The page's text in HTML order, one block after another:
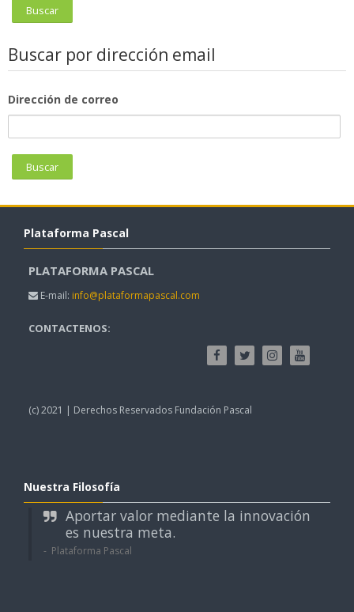
Buscar por dirección email
Dirección de correo
Plataforma Pascal
PLATAFORMA PASCAL
E-mail: info@plataformapascal.com
CONTACTENOS:
(c) 2021 | Derechos Reservados Fundación Pascal
Nuestra Filosofía
Aportar valor mediante la innovación
es nuestra meta.
Plataforma Pascal